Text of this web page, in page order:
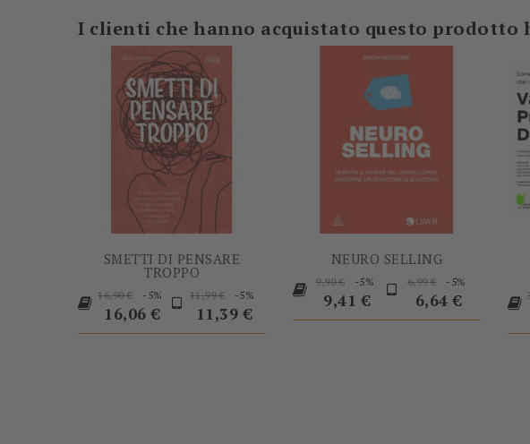
I clienti che hanno acquistato questo prodotto
SMETTI DI PENSARE
TROPPO
Prezzo
base
16,90 € -5%
Prezzo
16,06 €
Prezzo
base
11,99 € -5%
Prezzo
11,39 €
NEURO SELLING
Prezzo
base
9,90 € -5%
Prezzo
9,41 €
Prezzo
base
6,99 € -5%
6,64 €